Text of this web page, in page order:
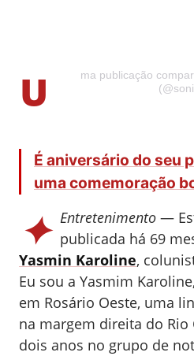
U
ma publicação
É aniversário do seu
uma comemoração
✦ Entretenimento —
publicada há 69
Yasmin Karoline,
Eu sou a Yasmim
em Rosário Oeste, uma
na margem direita do Rio
dois anos no grupo de